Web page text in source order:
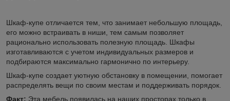
Шкаф-купе отличается тем, что занимает небольшую площадь,
его можно встраивать в ниши, тем самым позволяет
рационально использовать полезную площадь. Шкафы
изготавливаются с учетом индивидуальных размеров и
подбираются максимально гармонично по интерьеру.
Шкаф-купе создает уютную обстановку в помещении, помогает
распределять вещи по своим местам и поддерживать порядок.
Факт: Эта мебель появилась на наших просторах только в